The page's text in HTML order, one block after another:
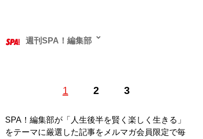
1 2 3
週刊SPA！編集部
SPA！編集部が「人生後半を賢く楽しく生きる」
をテーマに厳選した記事をメルマガ会員限定で毎